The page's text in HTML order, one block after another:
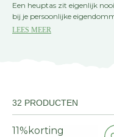
Een heuptas zit eigenlijk
bij je persoonlijke
Roden zijn ideaal voor de
LEES MEER
32 PRODUCTEN
11% korting